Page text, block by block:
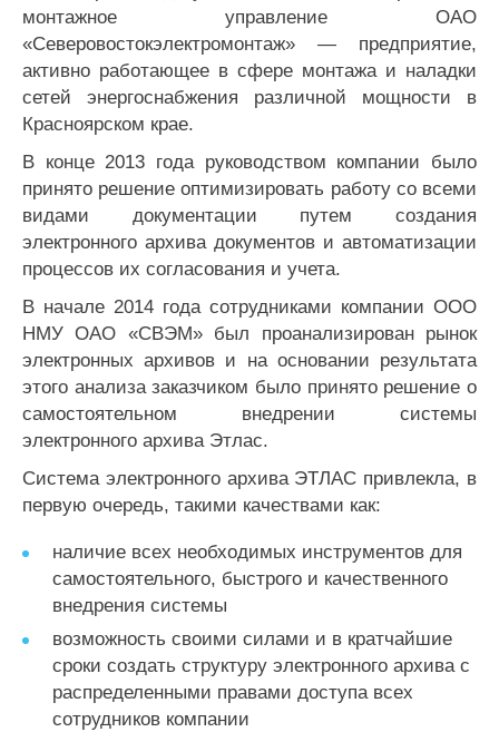
монтажное управление ОАО
«Северовостокэлектромонтаж» — предприятие,
активно работающее в сфере монтажа и наладки
сетей энергоснабжения различной мощности в
Красноярском крае.
В конце 2013 года руководством компании было
принято решение оптимизировать работу со всеми
видами документации путем создания
электронного архива документов и автоматизации
процессов их согласования и учета.
В начале 2014 года сотрудниками компании ООО
НМУ ОАО «СВЭМ» был проанализирован рынок
электронных архивов и на основании результата
этого анализа заказчиком было принято решение о
самостоятельном внедрении системы
электронного архива Этлас.
Система электронного архива ЭТЛАС привлекла, в
первую очередь, такими качествами как:
наличие всех необходимых инструментов для
самостоятельного, быстрого и качественного
внедрения системы
возможность своими силами и в кратчайшие
сроки создать структуру электронного архива с
распределенными правами доступа всех
сотрудников компании